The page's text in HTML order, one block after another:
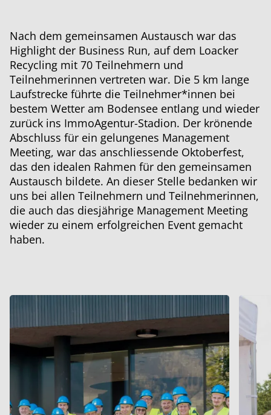
Nach dem gemeinsamen Austausch war das
Highlight der Business Run, auf dem Loacker
Recycling mit 70 Teilnehmern und
Teilnehmerinnen vertreten war. Die 5 km lange
Laufstrecke führte die Teilnehmer*innen bei
bestem Wetter am Bodensee entlang und wieder
zurück ins ImmoAgentur-Stadion. Der krönende
Abschluss für ein gelungenes Management
Meeting, war das anschliessende Oktoberfest,
das den idealen Rahmen für den gemeinsamen
Austausch bildete. An dieser Stelle bedanken wir
uns bei allen Teilnehmern und Teilnehmerinnen,
die auch das diesjährige Management Meeting
wieder zu einem erfolgreichen Event gemacht
haben.